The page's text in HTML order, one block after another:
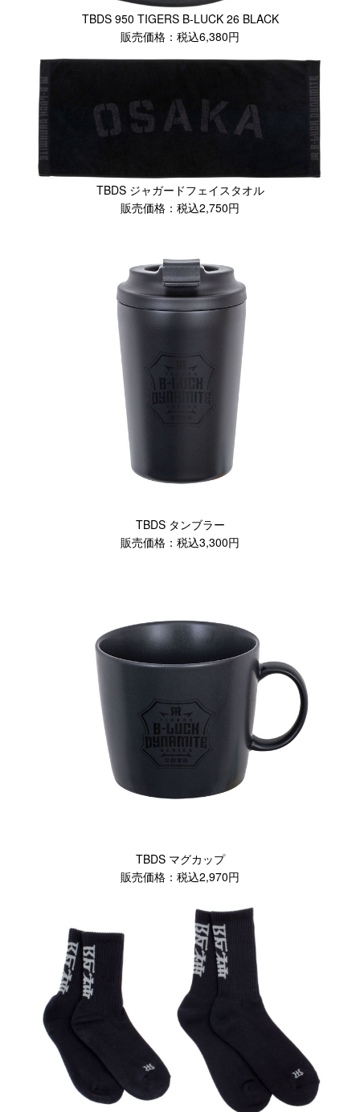
TBDS 950 TIGERS B-LUCK 26 BLACK
販売価格：税込6,380円
TBDS ジャガードフェイスタオル
販売価格：税込2,750円
TBDS タンブラー
販売価格：税込3,300円
TBDS マグカップ
販売価格：税込2,970円